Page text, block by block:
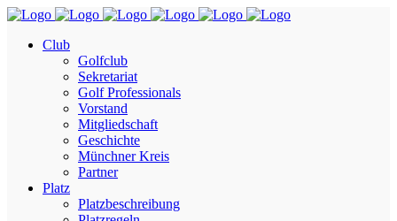
Club
Golfclub
Sekretariat
Golf Professionals
Vorstand
Mitgliedschaft
Geschichte
Münchner Kreis
Partner
Platz
Platzbeschreibung